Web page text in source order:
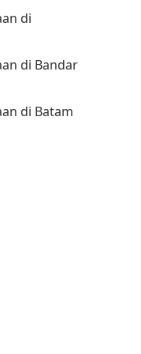
di
di Bandar
di Batam